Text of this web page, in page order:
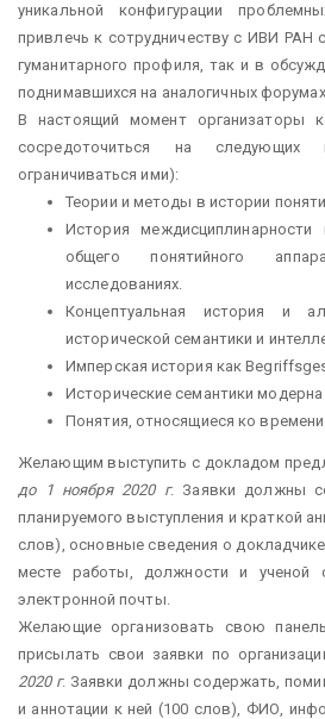
уникальной конфигурации
привлечь к сотрудничеству с ИВИ РАН
гуманитарного профиля, так и в
поднимавшихся на аналогичных
В настоящий момент организаторы
сосредоточиться на следующих
ограничиваться ими):
Теории и методы в истории
История
общего понятийного
исследованиях.
Концептуальная история и
исторической семантики и
Имперская история как
Исторические семантики
Понятия, относящиеся ко
Желающим выступить с докладом
до 1 ноября 2020 г. Заявки должны
планируемого выступления и краткой
слов), основные сведения о
месте работы, должности и ученой
электронной почты.
Желающие организовать свою
присылать свои заявки по
2020 г. Заявки должны содержать,
и аннотации к ней (100 слов), ФИО,